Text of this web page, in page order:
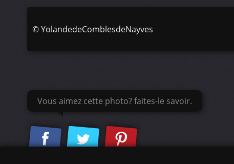
©YolandedeComblesdeNayves
Vous aimez cette photo? faites-le savoir.